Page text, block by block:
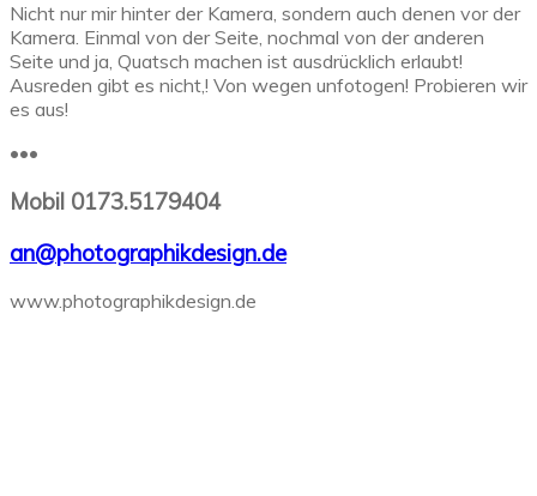
Nicht nur mir hinter der Kamera, sondern auch denen vor der
Kamera. Einmal von der Seite, nochmal von der anderen
Seite und ja, Quatsch machen ist ausdrücklich erlaubt!
Ausreden gibt es nicht,! Von wegen unfotogen! Probieren wir
es aus!
•••
Mobil 0173.5179404
an@photographikdesign.de
www.photographikdesign.de